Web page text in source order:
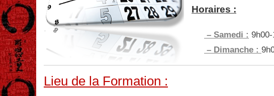
Horaires :
– Samedi :
– Dimanche :
Lieu de la Formation :